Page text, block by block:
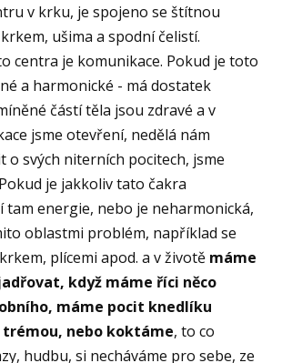
v krku, je spojeno se štítnou
ušima a spodní čelistí.
centra je komunikace. Pokud je toto
a harmonické - má dostatek
částí těla jsou zdravé a v
jsme otevření, nedělá nám
o svých niterních pocitech, jsme
je jakkoliv tato čakra
tam energie, nebo je neharmonická,
oblastmi problém, například se
plícemi apod. a v životě máme
když máme říci něco
máme pocit knedlíku
nebo koktáme, to co
hudbu, si necháváme pro sebe, ze